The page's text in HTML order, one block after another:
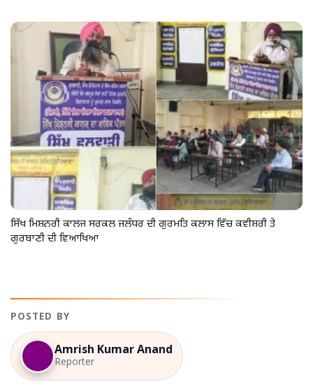
ਸਿੱਖ ਮਿਸ਼ਨਰੀ ਕਾਲਜ ਸਰਕਲ ਜਲੰਧਰ ਦੀ ਗੁਰਮਤਿ ਕਲਾਸ ਵਿੱਚ ਕਵੀਸ਼ਰੀ ਤੇ
ਗੁਰਬਾਣੀ ਦੀ ਵਿਆਖਿਆ
POSTED BY
Amrish Kumar Anand
Reporter